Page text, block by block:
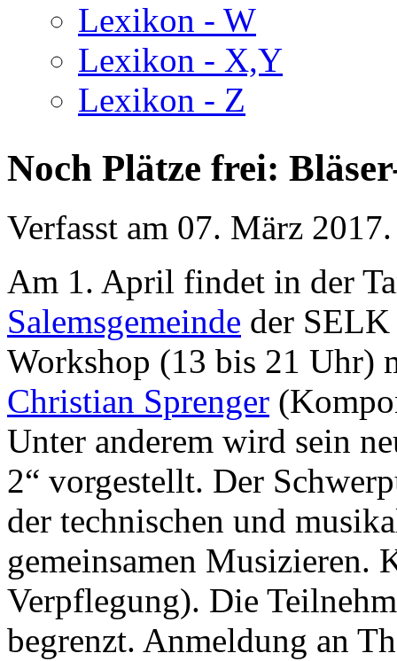
Lexikon - W
Lexikon - X,Y
Lexikon - Z
Noch Plätze frei:
Verfasst am 07. März 2017.
Am 1. April findet in der
Salemsgemeinde der
Workshop (13 bis 21 Uhr)
Christian Sprenger
Unter anderem wird sein
2“ vorgestellt. Der
der technischen und
gemeinsamen Musizieren.
Verpflegung). Die
begrenzt. Anmeldung an